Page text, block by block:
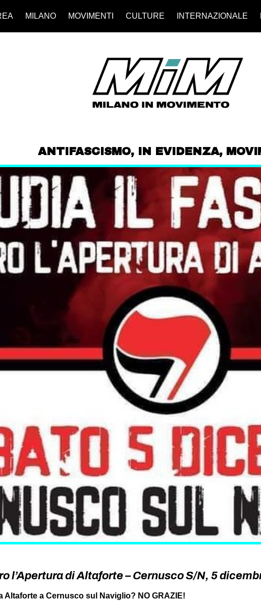
MILANO MOVIMENTI CULTURE INTERNAZIONALE
ANTIFASCISMO, IN EVIDENZA,
l’Apertura di Altaforte – Cernusco S/N, 5
Altaforte a Cernusco sul Naviglio? NO GRAZIE!